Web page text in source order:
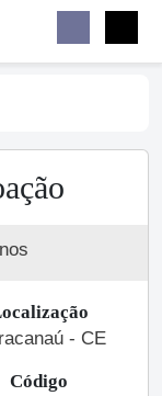
- CE
Código